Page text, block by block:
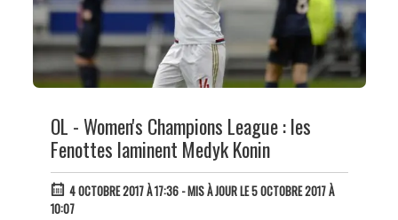
OL - Women's Champions League : les
Fenottes laminent Medyk Konin
4 OCTOBRE 2017 À 17:36- MIS À JOUR LE 5 OCTOBRE 2017 À
10:07